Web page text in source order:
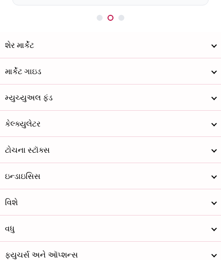
શેર માર્કેટ
માર્કેટ ગાઇડ
મ્યુચ્યુઅલ ફંડ
કેલ્ક્યુલેટર
ટોચના સ્ટૉક્સ
ઇન્ડાઇસિસ
વિશે
વધુ
ફ્યુચર્સ અને ઑપ્શન્સ